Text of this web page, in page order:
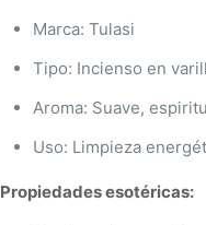
Marca: Tulasi
Tipo: Incienso en
Aroma: Suave,
Uso: Limpieza
Propiedades esotéricas: